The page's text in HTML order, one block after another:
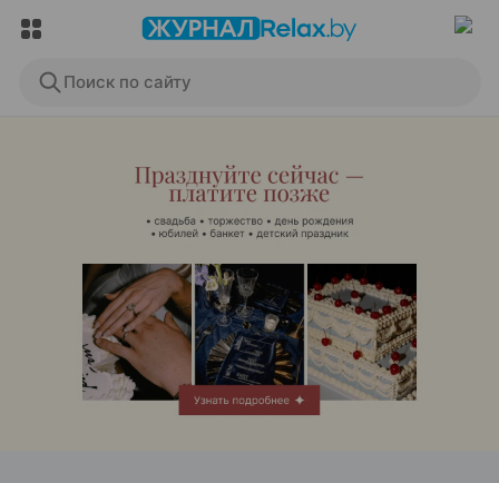
Поиск по сайту
ЭФФЕКТИВНАЯ РЕКЛАМА НА САЙТЕ